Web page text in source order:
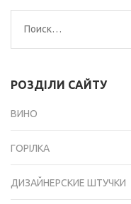
записям
Найти:
РОЗДІЛИ САЙТУ
ВИНО
ГОРІЛКА
ДИЗАЙНЕРСКИЕ ШТУЧКИ